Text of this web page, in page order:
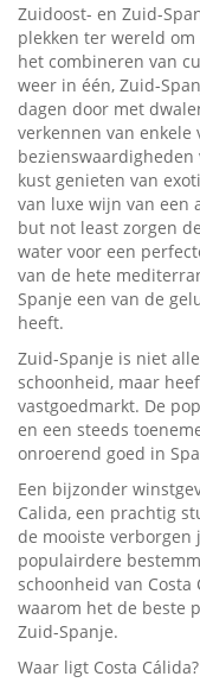
Zuidoost- en Zuid-
plekken ter wereld
het combineren van
weer in één, Zuid-
dagen door met
verkennen van enkele
bezienswaardigheden
kust genieten van
van luxe wijn van een
but not least zorgen
water voor een
van de hete
Spanje een van de
heeft.
Zuid-Spanje is niet
schoonheid, maar
vastgoedmarkt. De
en een steeds
onroerend goed in
Een bijzonder
Calida, een prachtig
de mooiste verborgen
populairdere
schoonheid van
waarom het de beste
Zuid-Spanje.
Waar ligt Costa Cálida?